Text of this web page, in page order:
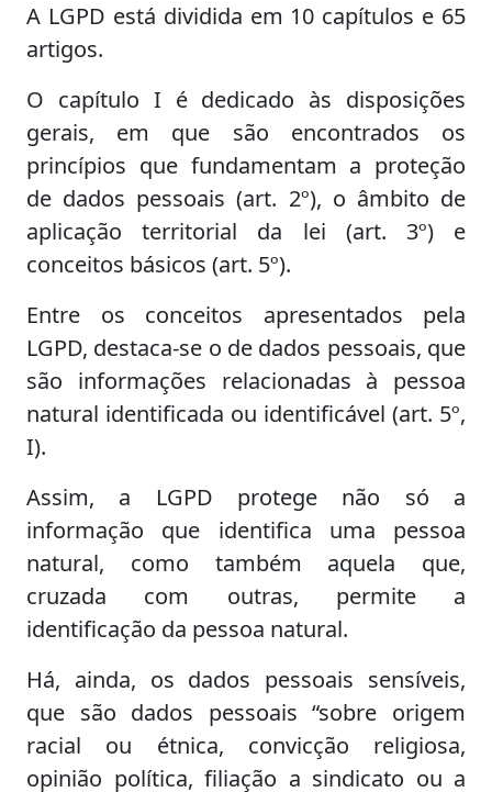
A LGPD está dividida em 10 capítulos e 65
artigos.
O capítulo I é dedicado às disposições
gerais, em que são encontrados os
princípios que fundamentam a proteção
de dados pessoais (art. 2º), o âmbito de
aplicação territorial da lei (art. 3º) e
conceitos básicos (art. 5º).
Entre os conceitos apresentados pela
LGPD, destaca-se o de dados pessoais, que
são informações relacionadas à pessoa
natural identificada ou identificável (art. 5º,
I).
Assim, a LGPD protege não só a
informação que identifica uma pessoa
natural, como também aquela que,
cruzada com outras, permite a
identificação da pessoa natural.
Há, ainda, os dados pessoais sensíveis,
que são dados pessoais “sobre origem
racial ou étnica, convicção religiosa,
opinião política, filiação a sindicato ou a